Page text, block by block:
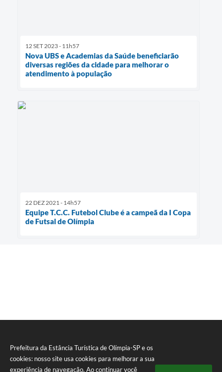
Prefeitura da Estância Turística de Olímpia-SP e os
cookies: nosso site usa cookies para melhorar a sua
experiência de navegação. Ao continuar você
12 SET 2023 - 11h57
Nova UBS e Academias da Saúde beneficiarão
diversas regiões da cidade para melhorar o
atendimento à população
22 DEZ 2021 - 14h57
Equipe T.C.C. Futebol Clube é a campeã da I Copa
de Futsal de Olímpia